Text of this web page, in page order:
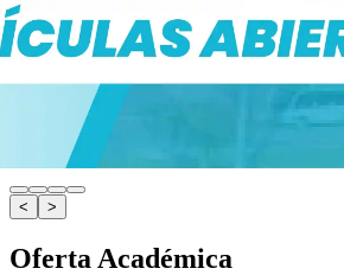
< >
Oferta Académica